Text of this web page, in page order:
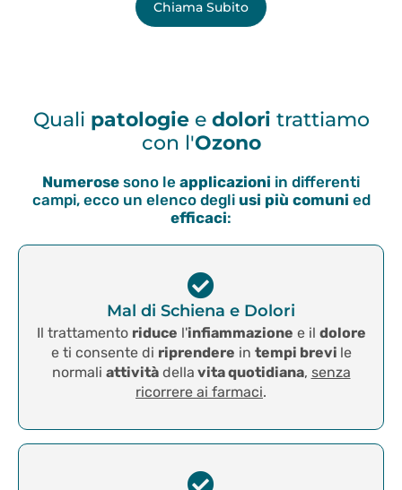
Chiama Subito
Quali patologiee dolori trattiamo
con l'Ozono
Numerose sono le applicazioni in differenti
campi, ecco un elenco degli usi più comuni ed
efficaci:
Mal di Schiena e Dolori
Il trattamento riduce l'infiammazione e il dolore
e ti consente di riprendere in tempi brevi le
normali attivitàdella vita quotidiana, senza
ricorrere ai farmaci.